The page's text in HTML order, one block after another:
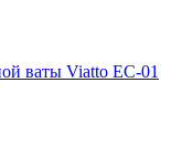
ваты Viatto EC-01